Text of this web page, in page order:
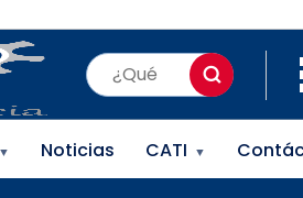
▼ Noticias CATI ▼